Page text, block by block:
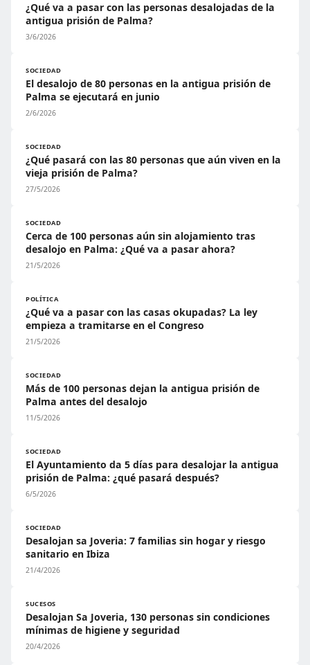
¿Qué va a pasar con las personas desalojadas de la
antigua prisión de Palma?
3/6/2026
SOCIEDAD
El desalojo de 80 personas en la antigua prisión de
Palma se ejecutará en junio
2/6/2026
SOCIEDAD
¿Qué pasará con las 80 personas que aún viven en la
vieja prisión de Palma?
27/5/2026
SOCIEDAD
Cerca de 100 personas aún sin alojamiento tras
desalojo en Palma: ¿Qué va a pasar ahora?
21/5/2026
POLÍTICA
¿Qué va a pasar con las casas okupadas? La ley
empieza a tramitarse en el Congreso
21/5/2026
SOCIEDAD
Más de 100 personas dejan la antigua prisión de
Palma antes del desalojo
11/5/2026
SOCIEDAD
El Ayuntamiento da 5 días para desalojar la antigua
prisión de Palma: ¿qué pasará después?
6/5/2026
SOCIEDAD
Desalojan sa Joveria: 7 familias sin hogar y riesgo
sanitario en Ibiza
21/4/2026
SUCESOS
Desalojan Sa Joveria, 130 personas sin condiciones
mínimas de higiene y seguridad
20/4/2026